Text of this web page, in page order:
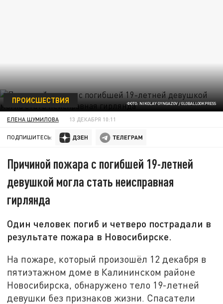
ФОТО: NIKOLAY GYNGAZOV / GLOBALLOOKPRESS
ПРОИСШЕСТВИЯ
ЕЛЕНА ШУМИЛОВА 13 ДЕКАБРЯ 10:11
ПОДПИШИТЕСЬ:
Причиной пожара с погибшей 19-летней
девушкой могла стать неисправная
гирлянда
Один человек погиб и четверо пострадали в
результате пожара в Новосибирске.
На пожаре, который произошёл 12 декабря в
пятиэтажном доме в Калининском районе
Новосибирска, обнаружено тело 19-летней
девушки без признаков жизни. Спасатели